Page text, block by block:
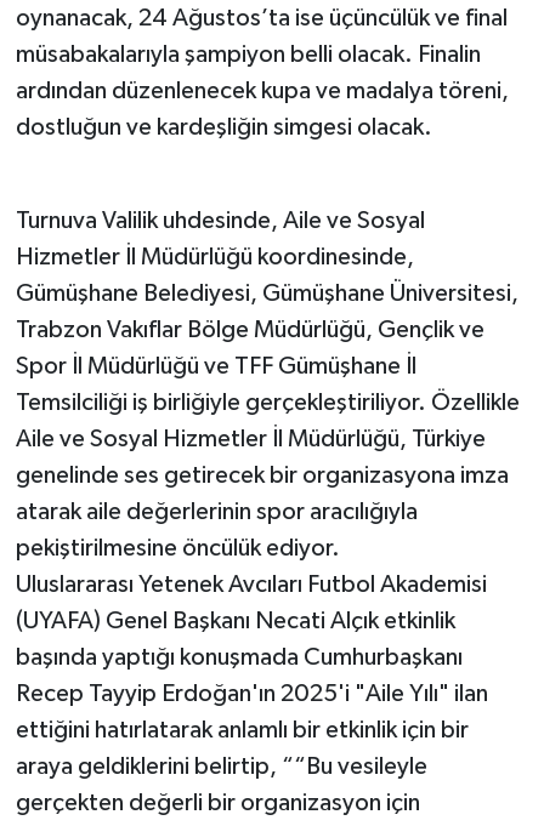
oynanacak, 24 Ağustos’ta ise üçüncülük ve final
müsabakalarıyla şampiyon belli olacak. Finalin
ardından düzenlenecek kupa ve madalya töreni,
dostluğun ve kardeşliğin simgesi olacak.
Turnuva Valilik uhdesinde, Aile ve Sosyal
Hizmetler İl Müdürlüğü koordinesinde,
Gümüşhane Belediyesi, Gümüşhane Üniversitesi,
Trabzon Vakıflar Bölge Müdürlüğü, Gençlik ve
Spor İl Müdürlüğü ve TFF Gümüşhane İl
Temsilciliği iş birliğiyle gerçekleştiriliyor. Özellikle
Aile ve Sosyal Hizmetler İl Müdürlüğü, Türkiye
genelinde ses getirecek bir organizasyona imza
atarak aile değerlerinin spor aracılığıyla
pekiştirilmesine öncülük ediyor.
Uluslararası Yetenek Avcıları Futbol Akademisi
(UYAFA) Genel Başkanı Necati Alçık etkinlik
başında yaptığı konuşmada Cumhurbaşkanı
Recep Tayyip Erdoğan'ın 2025'i "Aile Yılı" ilan
ettiğini hatırlatarak anlamlı bir etkinlik için bir
araya geldiklerini belirtip, ““Bu vesileyle
gerçekten değerli bir organizasyon için